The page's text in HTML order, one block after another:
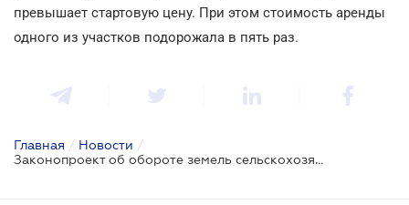
превышает стартовую цену. При этом стоимость аренды
одного из участков подорожала в пять раз.
Главная / Новости /
Законопроект об обороте земель сельскохозяйственного назначения может быть рассмотрен в октябре